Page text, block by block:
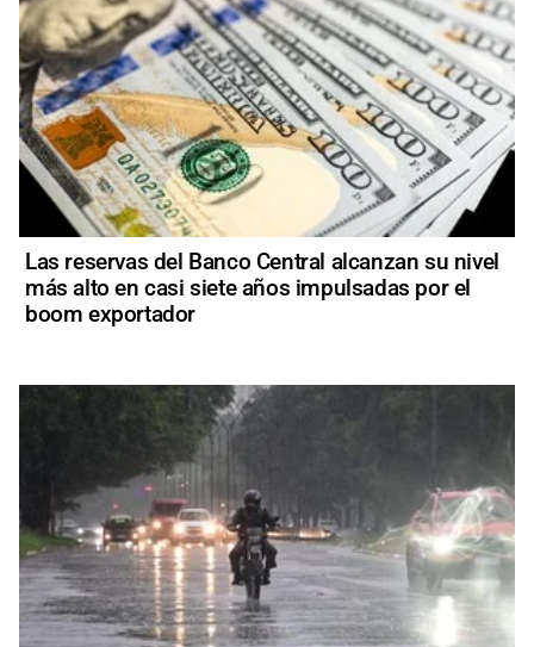
Las reservas del Banco Central alcanzan su nivel
más alto en casi siete años impulsadas por el
boom exportador